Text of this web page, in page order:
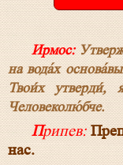
Ирмос:
на вода́х
Твои́х утверди́,
Человеколю́бче.
Припев:
нас.